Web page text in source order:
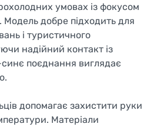
умовах із фокусом
Модель добре підходить для
і туристичного
надійний контакт із
поєднання виглядає
допомагає захистити руки
Матеріали